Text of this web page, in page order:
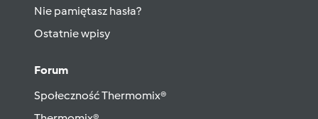
Nie pamiętasz hasła?
Ostatnie wpisy
Forum
Społeczność Thermomix®